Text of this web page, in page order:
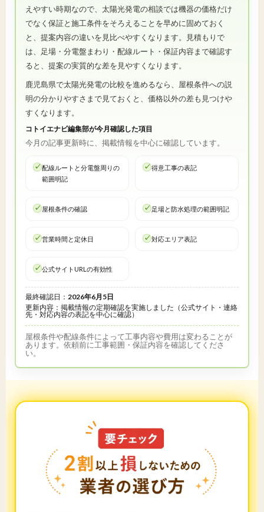
えやすい時期なので、太陽光発電の相談では機器の価格だけ
でなく保証と施工条件をそろえることを早めに固めておく
と、提案内容の違いを見比べやすくなります。見積もりで
は、足場・分電盤まわり・配線ルート・保証内容まで確認す
ると、提案の実質的な差を見やすくなります。
鹿児島県で太陽光発電の比較を進めるなら、屋根条件への説
明の分かりやすさまで見ておくと、価格以外の差も見つけや
すくなります。
コトイエナビ編集部が今月確認した項目
今月の記事更新時に、掲載情報を中心に確認しています。
配線ルートと分電盤周りの
範囲明記
得意工事の表記
屋根条件の確認 足場と防水処理の範囲明記
営業時間と定休日 対応エリア表記
公式サイトURLの有効性
最終確認日： 2026年6月5日
更新内容：掲載情報の定期確認を実施しました（公式サイト・連絡
先・対応内容の表記を中心に確認）
屋根条件や配線条件によって工事内容や費用は変わることが
あります。依頼前に工事範囲・保証内容を確認してくださ
い。